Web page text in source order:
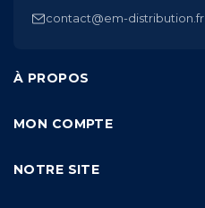
À PROPOS
MON COMPTE
NOTRE SITE
contact@em-distribution.fr